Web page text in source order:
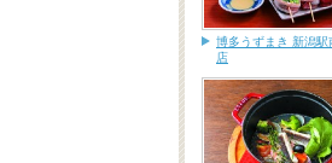
博多うずまき 新潟駅
店